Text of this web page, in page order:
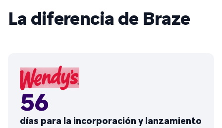
La diferencia de Braze
56
días para la incorporación y lanzamiento